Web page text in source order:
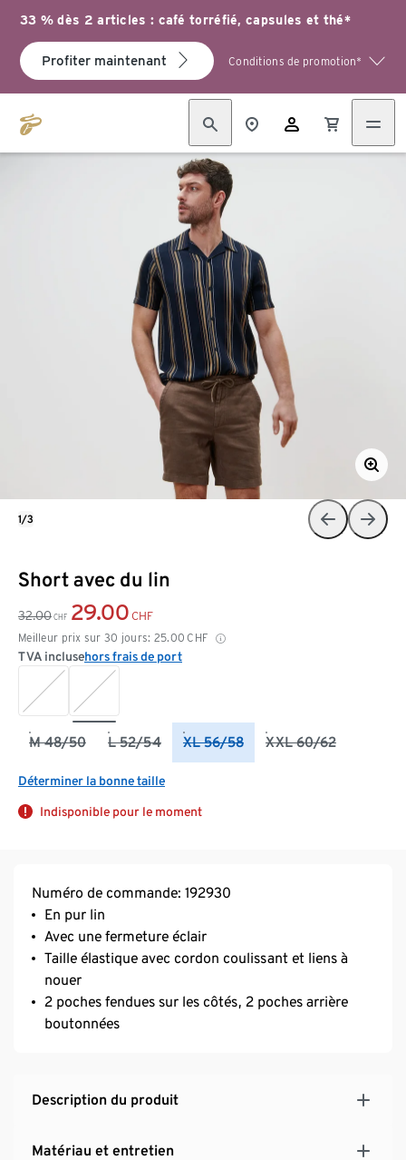
33 % dès 2 articles : café torréfié, capsules et thé*
Profiter maintenant Conditions de promotion*
Short avec du lin
32.00 CHF 29.00 CHF
Meilleur prix sur 30 jours: 25.00 CHF
TVA inclusehors frais de port
M 48/50 L 52/54 XL 56/58 XXL 60/62
Déterminer la bonne taille
Indisponible pour le moment
1/3
Numéro de commande: 192930
En pur lin
Avec une fermeture éclair
Taille élastique avec cordon coulissant et liens à
nouer
2 poches fendues sur les côtés, 2 poches arrière
boutonnées
Description du produit
Matériau et entretien